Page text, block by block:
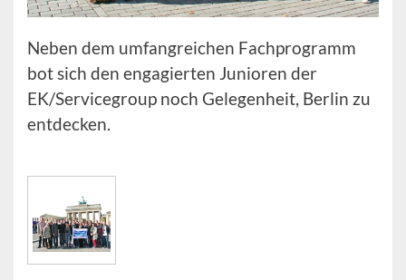
Neben dem umfangreichen Fachprogramm
bot sich den engagierten Junioren der
EK/Servicegroup noch Gelegenheit, Berlin zu
entdecken.